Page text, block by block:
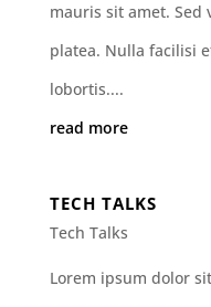
mauris sit amet. Sed
platea. Nulla facilisi
lobortis....
read more
TECH TALKS
Tech Talks
Lorem ipsum dolor